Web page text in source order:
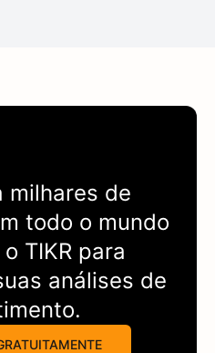
milhares de
todo o mundo
TIKR para
análises de